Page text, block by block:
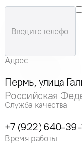
Адрес
Пермь, улица
Российская
Служба качества
+7 (922) 640-39-
Время работы